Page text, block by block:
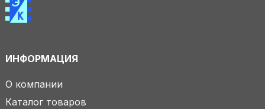
ИНФОРМАЦИЯ
О компании
Каталог товаров